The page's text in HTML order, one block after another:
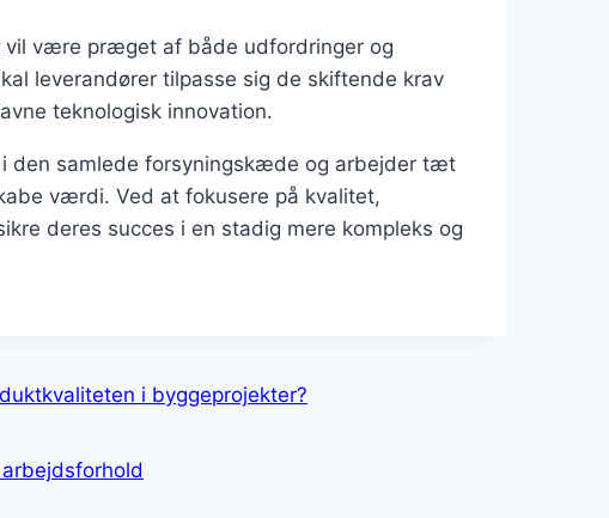
vil være præget af både udfordringer og
leverandører tilpasse sig de skiftende krav
teknologisk innovation.
den samlede forsyningskæde og arbejder tæt
værdi. Ved at fokusere på kvalitet,
deres succes i en stadig mere kompleks og
i byggeprojekter?